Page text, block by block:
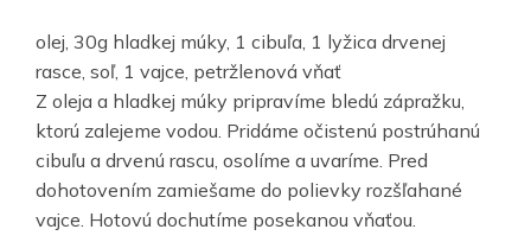
olej, 30g hladkej múky, 1 cibuľa, 1 lyžica drvenej
rasce, soľ, 1 vajce, petržlenová vňať
Z oleja a hladkej múky pripravíme bledú zápražku,
ktorú zalejeme vodou. Pridáme očistenú postrúhanú
cibuľu a drvenú rascu, osolíme a uvaríme. Pred
dohotovením zamiešame do polievky rozšľahané
vajce. Hotovú dochutíme posekanou vňaťou.